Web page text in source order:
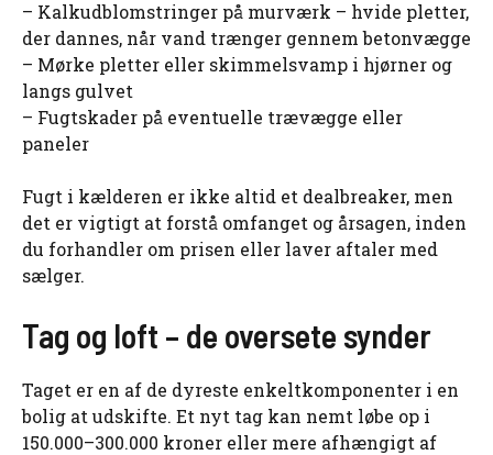
– Kalkudblomstringer på murværk – hvide pletter,
der dannes, når vand trænger gennem betonvægge
– Mørke pletter eller skimmelsvamp i hjørner og
langs gulvet
– Fugtskader på eventuelle trævægge eller
paneler
Fugt i kælderen er ikke altid et dealbreaker, men
det er vigtigt at forstå omfanget og årsagen, inden
du forhandler om prisen eller laver aftaler med
sælger.
Tag og loft – de oversete synder
Taget er en af de dyreste enkeltkomponenter i en
bolig at udskifte. Et nyt tag kan nemt løbe op i
150.000–300.000 kroner eller mere afhængigt af